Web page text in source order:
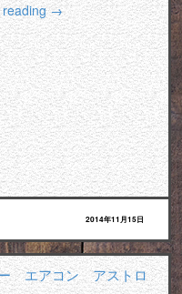
reading→
2014年11月15日
ー エアコン アストロ